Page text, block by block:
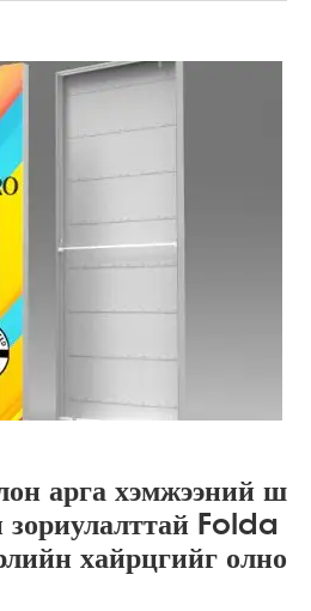
арга хэмжээний ш
зориулалттай Folda
хайрцгийг олно